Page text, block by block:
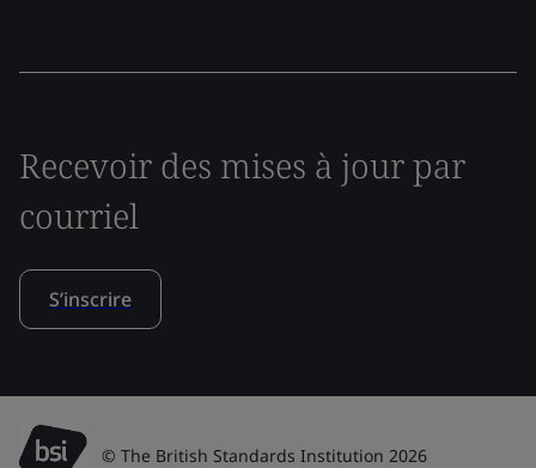
Recevoir des mises à jour par
courriel
S’inscrire
© The British Standards Institution 2026